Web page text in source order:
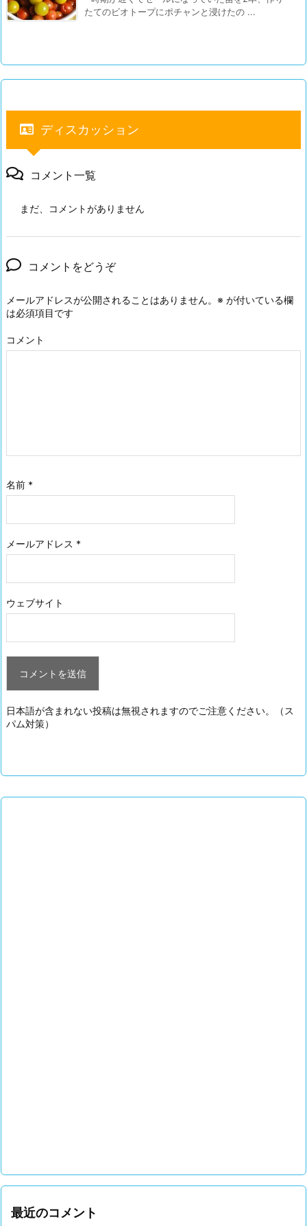
たてのビオトープにポチャンと浸けたの ...
ディスカッション
コメント一覧
まだ、コメントがありません
コメントをどうぞ
メールアドレスが公開されることはありません。 ※ が付いている欄
は必須項目です
コメント
名前 *
メールアドレス *
ウェブサイト
日本語が含まれない投稿は無視されますのでご注意ください。（ス
パム対策）
最近のコメント